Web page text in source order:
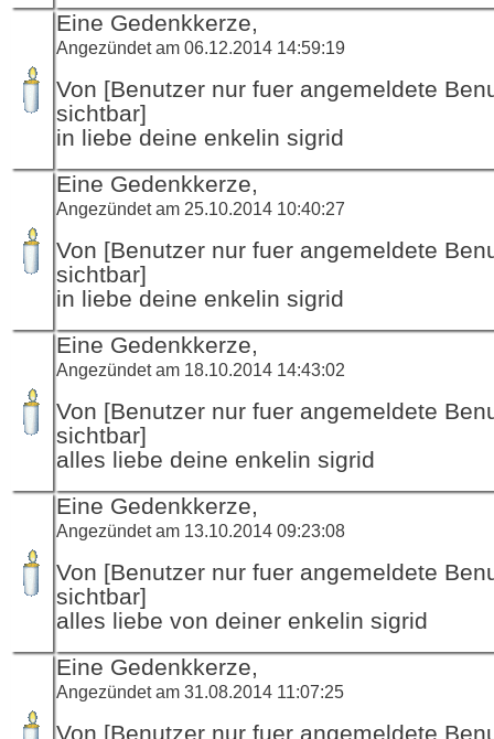
Eine Gedenkkerze,
Angezündet am 06.12.2014 14:59:19
Von [Benutzer nur fuer angemeldete
sichtbar]
in liebe deine enkelin sigrid
Eine Gedenkkerze,
Angezündet am 25.10.2014 10:40:27
Von [Benutzer nur fuer angemeldete
sichtbar]
in liebe deine enkelin sigrid
Eine Gedenkkerze,
Angezündet am 18.10.2014 14:43:02
Von [Benutzer nur fuer angemeldete
sichtbar]
alles liebe deine enkelin sigrid
Eine Gedenkkerze,
Angezündet am 13.10.2014 09:23:08
Von [Benutzer nur fuer angemeldete
sichtbar]
alles liebe von deiner enkelin sigrid
Eine Gedenkkerze,
Angezündet am 31.08.2014 11:07:25
Von [Benutzer nur fuer angemeldete